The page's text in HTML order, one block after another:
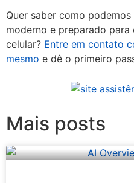
Quer saber como
moderno e preparado
celular? Entre em contato
mesmo e dê o primeiro
Mais posts